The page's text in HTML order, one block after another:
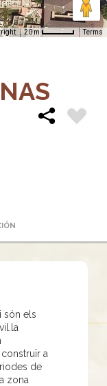
20 m Terms
són els
a
de
zona